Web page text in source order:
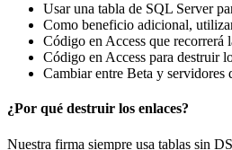
Usar una tabla de SQL Server
Como beneficio adicional,
Código en Access que recorrerá
Código en Access para destruir
Cambiar entre Beta y
¿Por qué destruir los enlaces?
Nuestra firma siempre usa tablas sin